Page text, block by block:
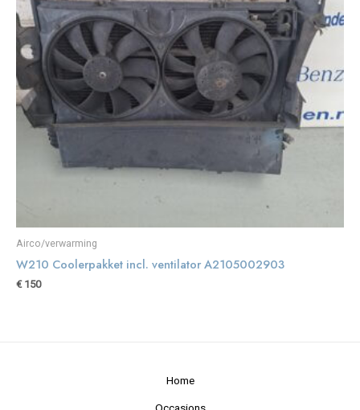
Airco/verwarming
W210 Coolerpakket incl. ventilator A2105002903
€150
Home